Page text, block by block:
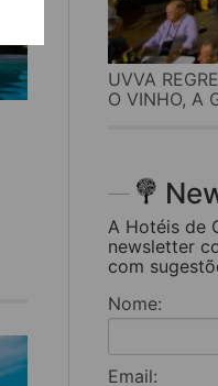
UVVA
O VINHO, A
A Hotéis de
newsletter
com
Nome:
Email: